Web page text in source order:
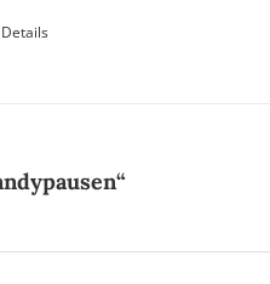
Details